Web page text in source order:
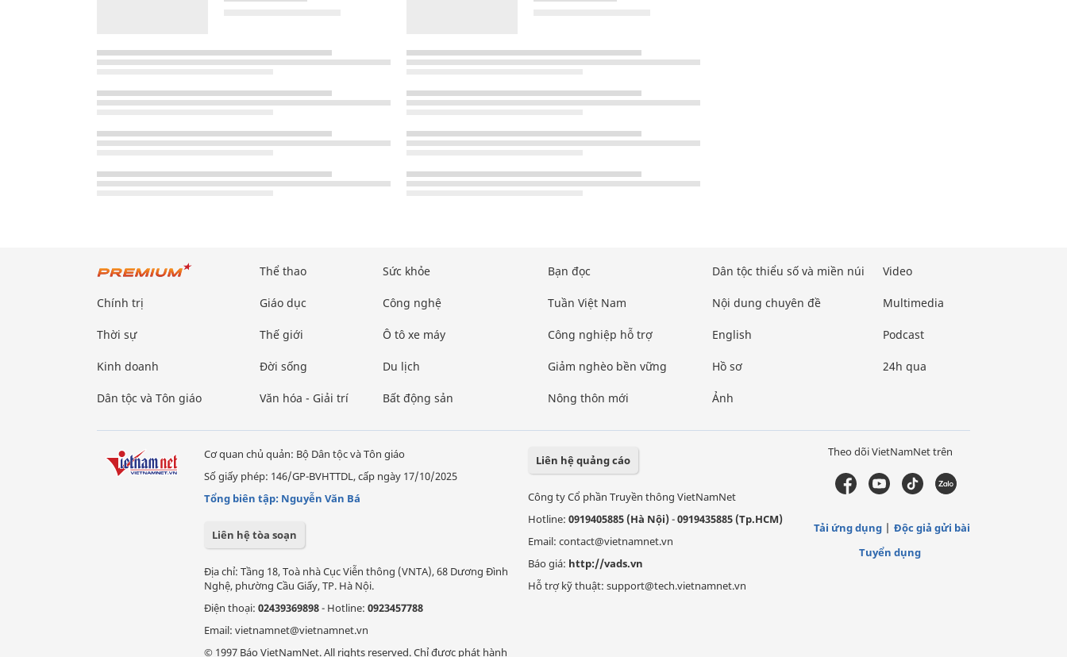
Chính trị
Thời sự
Kinh doanh
Dân tộc và Tôn giáo
Thể thao
Giáo dục
Thế giới
Đời sống
Văn hóa - Giải trí
Sức khỏe
Công nghệ
Ô tô xe máy
Du lịch
Bất động sản
Bạn đọc
Tuần Việt Nam
Công nghiệp hỗ trợ
Giảm nghèo bền vững
Nông thôn mới
Dân tộc thiểu số và miền núi
Nội dung chuyên đề
English
Hồ sơ
Ảnh
Video
Multimedia
Podcast
24h qua
Cơ quan chủ quản: Bộ Dân tộc và Tôn giáo
Số giấy phép: 146/GP-BVHTTDL, cấp ngày 17/10/2025
Tổng biên tập: Nguyễn Văn Bá
Liên hệ tòa soạn
Địa chỉ: Tầng 18, Toà nhà Cục Viễn thông (VNTA), 68 Dương Đình
Nghệ, phường Cầu Giấy, TP. Hà Nội.
Điện thoại: 02439369898- Hotline: 0923457788
Email: vietnamnet@vietnamnet.vn
© 1997 Báo VietNamNet. All rights reserved. Chỉ được phát hành
Liên hệ quảng cáo
Công ty Cổ phần Truyền thông VietNamNet
Hotline: 0919405885 (Hà Nội)-0919435885 (Tp.HCM)
Email: contact@vietnamnet.vn
Báo giá: http://vads.vn
Hỗ trợ kỹ thuật: support@tech.vietnamnet.vn
Theo dõi VietNamNet trên
Tải ứng dụng
Độc giả gửi bài
Tuyển dụng